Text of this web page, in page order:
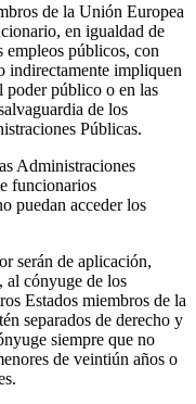
de la Unión Europea
en igualdad de
empleos públicos, con
indirectamente impliquen
poder público o en las
de los
Públicas.
Administraciones
funcionarios
puedan acceder los
serán de aplicación,
al cónyuge de los
Estados miembros de la
separados de derecho y
siempre que no
de veintiún años o